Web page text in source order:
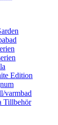
Edition
varmbad
Tillbehör